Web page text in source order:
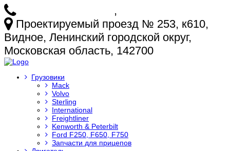
,
Проектируемый проезд № 253, к610,
Видное, Ленинский городской округ,
Московская область, 142700
Грузовики
Mack
Volvo
Sterling
International
Freightliner
Kenworth & Peterbilt
Ford F250, F650, F750
Запчасти для прицепов